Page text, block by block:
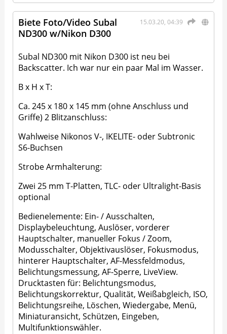
15.03.20, 04:39
Biete Foto/Video Subal
ND300 w/Nikon D300
Subal ND300 mit Nikon D300 ist neu bei
Backscatter. Ich war nur ein paar Mal im Wasser.
B x H x T:
Ca. 245 x 180 x 145 mm (ohne Anschluss und
Griffe) 2 Blitzanschluss:
Wahlweise Nikonos V-, IKELITE- oder Subtronic
S6-Buchsen
Strobe Armhalterung:
Zwei 25 mm T-Platten, TLC- oder Ultralight-Basis
optional
Bedienelemente: Ein- / Ausschalten,
Displaybeleuchtung, Auslöser, vorderer
Hauptschalter, manueller Fokus / Zoom,
Modusschalter, Objektivauslöser, Fokusmodus,
hinterer Hauptschalter, AF-Messfeldmodus,
Belichtungsmessung, AF-Sperre, LiveView.
Drucktasten für: Belichtungsmodus,
Belichtungskorrektur, Qualität, Weißabgleich, ISO,
Belichtungsreihe, Löschen, Wiedergabe, Menü,
Miniaturansicht, Schützen, Eingeben,
Multifunktionswähler.